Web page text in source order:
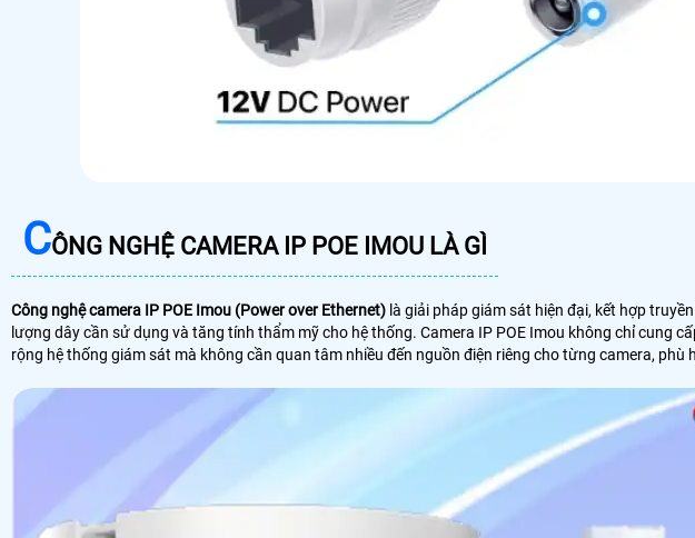
CÔNG NGHỆ CAMERA IP POE IMOU LÀ GÌ
Công nghệ camera IP POE Imou (Power over Ethernet) là giải pháp giám sát hiện đại, kết hợp
lượng dây cần sử dụng và tăng tính thẩm mỹ cho hệ thống. Camera IP POE Imou không chỉ cung
rộng hệ thống giám sát mà không cần quan tâm nhiều đến nguồn điện riêng cho từng camera, phù